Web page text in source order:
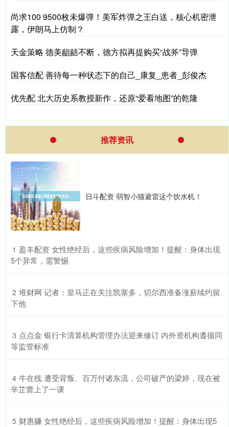
尚求100 9500枚未爆弹！美军炸弹之王白送，核心机密泄
露，伊朗马上仿制？
天金策略 德美龃龉不断，德方拟再提购买“战斧”导弹
国客信配 善待每一种状态下的自己_康复_患者_彭俊杰
优先配 北大历史系教授新作，还原“爱看地图”的乾隆
推荐资讯
日斗配资 弱智小猫避雷这个饮水机！
1 ​盈丰配资 女性绝经后，这些疾病风险增加！提醒：身体出现
5个异常，需警惕
2 ​堆财网 记者：皇马正在关注凯塞多，切尔西准备涨薪续约留
下他
3 ​点点金 银行卡清算机构管理办法迎来修订 内外资机构遵循同
等监管标准
4 ​牛在线 遭受背叛、百万付诸东流，公司破产的梁婷，现在被
辛芷蕾上了一课
5 ​财惠赚 女性绝经后，这些疾病风险增加！提醒：身体出现5